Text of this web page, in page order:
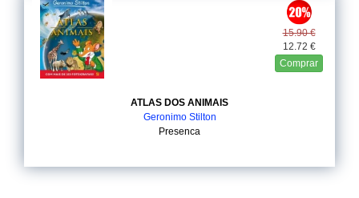
15.90 €
12.72 €
Comprar
ATLAS DOS ANIMAIS
Geronimo Stilton
Presenca